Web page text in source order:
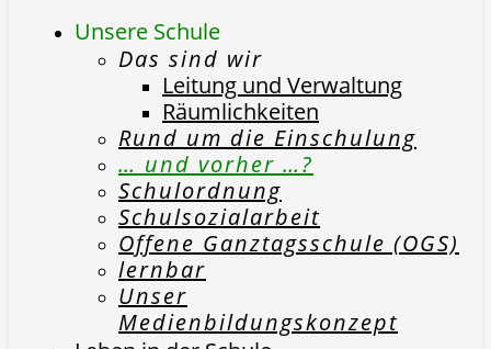
Unsere Schule
Das sind wir
Leitung und Verwaltung
Räumlichkeiten
Rund um die Einschulung
… und vorher …?
Schulordnung
Schulsozialarbeit
Offene Ganztagsschule (OGS)
lernbar
Unser
Medienbildungskonzept